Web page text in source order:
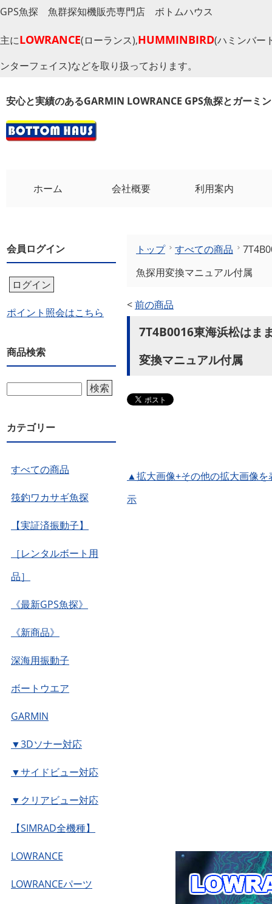
GPS魚探 魚群探知機販売専門店 ボトムハウス
主にLOWRANCE(ローランス),HUMMINBIRD(ハミンバー
ンターフェイス)などを取り扱っております。
安心と実績のあるGARMIN LOWRANCE GPS魚探とガーミ
ホーム 会社概要 利用案内
会員ログイン
ログイン
ポイント照会はこちら
商品検索
検索
カテゴリー
すべての商品
筏釣ワカサギ魚探
【実証済振動子】
［レンタルボート用
品］
《最新GPS魚探》
《新商品》
深海用振動子
ボートウエア
GARMIN
▼3Dソナー対応
▼サイドビュー対応
▼クリアビュー対応
【SIMRAD全機種】
LOWRANCE
LOWRANCEパーツ
トップ すべての商品
魚探用変換マニュアル付属
<前の商品
7T4B0016東海浜松はま
変換マニュアル付属
▲拡大画像+その他の拡大画像を
示